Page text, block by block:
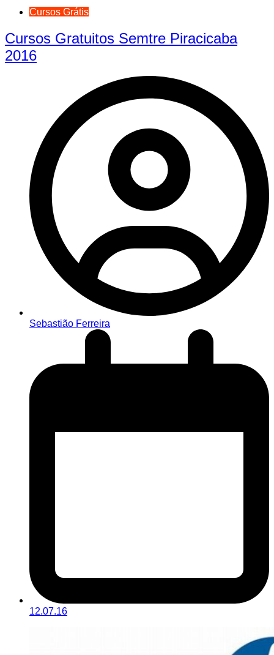
Cursos Grátis
Cursos Gratuitos Semtre Piracicaba
2016
Sebastião Ferreira
12.07.16